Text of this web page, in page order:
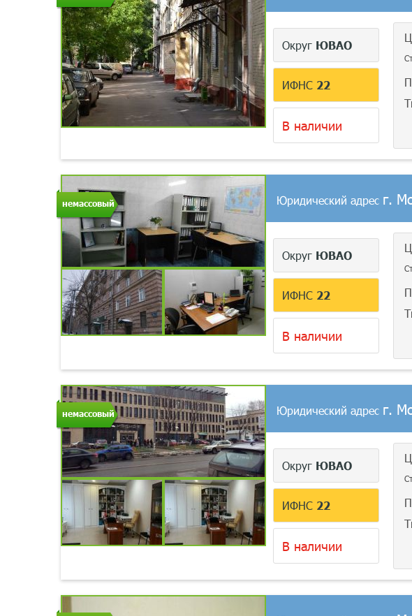
Округ ЮВАО
ИФНС 22
В наличии
немассовый Юридический адрес г.
Округ ЮВАО
ИФНС 22
В наличии
немассовый Юридический адрес г.
Округ ЮВАО
ИФНС 22
В наличии